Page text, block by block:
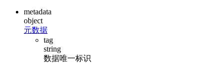
metadata
object
元数据
tag
string
数据唯一标识